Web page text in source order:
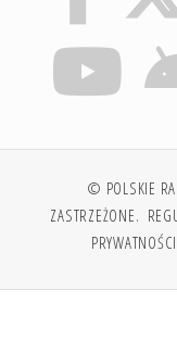
© POLSKIE
ZASTRZEŻONE.
PRYWATNOŚCI